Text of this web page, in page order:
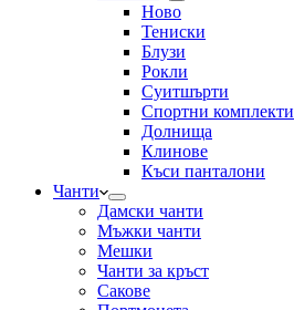
Ново
Тениски
Блузи
Рокли
Суитшърти
Спортни комплекти
Долнища
Клинове
Къси панталони
Чанти
Дамски чанти
Мъжки чанти
Мешки
Чанти за кръст
Сакове